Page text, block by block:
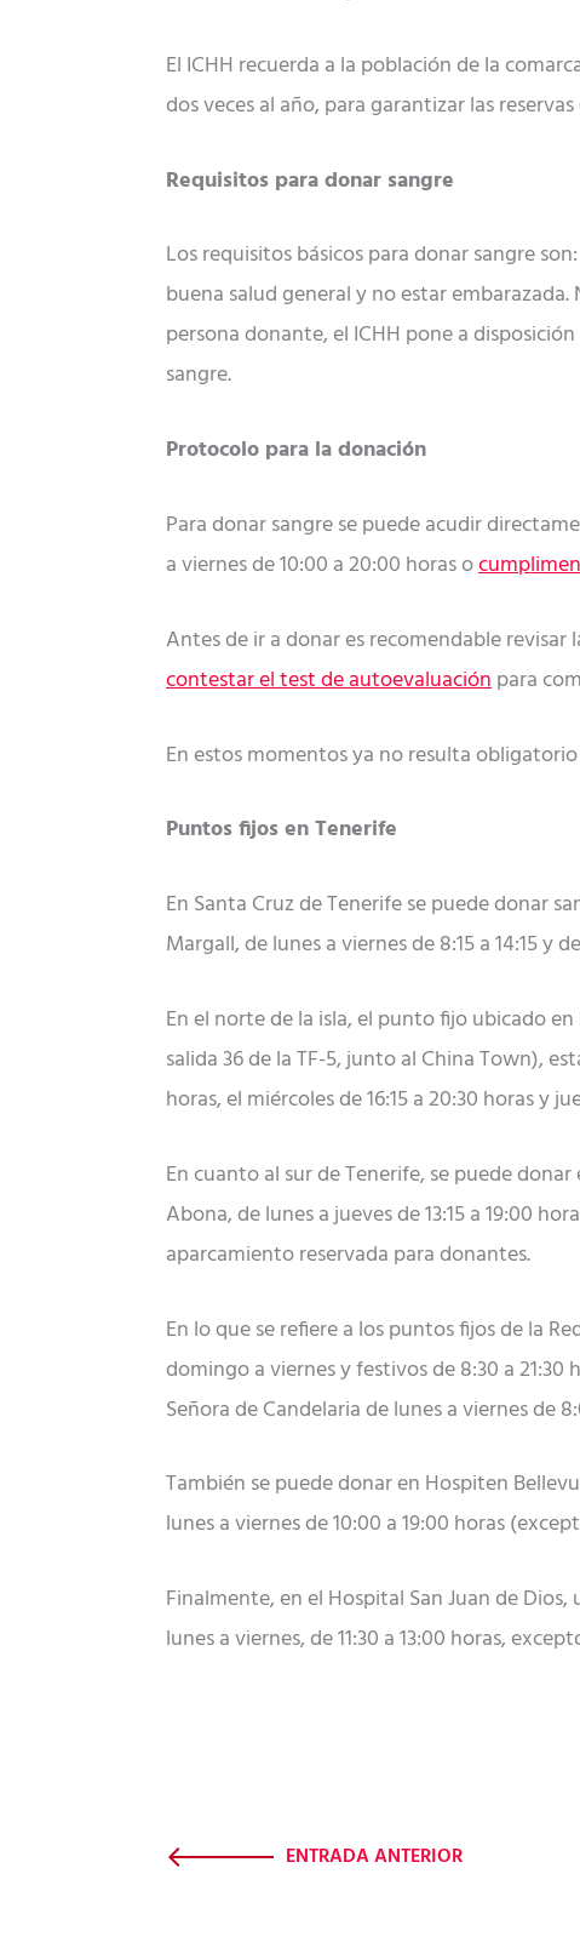
El ICHH recuerda a la población de la
dos veces al año, para garantizar las
Requisitos para donar sangre
Los requisitos básicos para donar sangre
buena salud general y no estar
persona donante, el ICHH pone a
sangre.
Protocolo para la donación
Para donar sangre se puede acudir
a viernes de 10:00 a 20:00 horas o
Antes de ir a donar es recomendable
contestar el test de autoevaluaciónpara
En estos momentos ya no resulta
Puntos fijos en Tenerife
En Santa Cruz de Tenerife se puede donar
Margall, de lunes a viernes de 8:15 a 14:15 y
En el norte de la isla, el punto fijo ubicado
salida 36 de la TF-5, junto al China Town),
horas, el miércoles de 16:15 a 20:30 horas y
En cuanto al sur de Tenerife, se puede
Abona, de lunes a jueves de 13:15 a 19:00
aparcamiento reservada para donantes.
En lo que se refiere a los puntos fijos de la
domingo a viernes y festivos de 8:30 a 21:30
Señora de Candelaria de lunes a viernes de
También se puede donar en Hospiten
lunes a viernes de 10:00 a 19:00 horas
Finalmente, en el Hospital San Juan de
lunes a viernes, de 11:30 a 13:00 horas,
ENTRADA ANTERIOR